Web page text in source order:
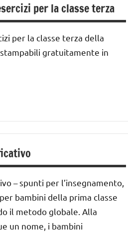
per la classe terza
per la classe terza della
gratuitamente in
– spunti per l’insegnamento,
bambini della prima classe
il metodo globale. Alla
un nome, i bambini